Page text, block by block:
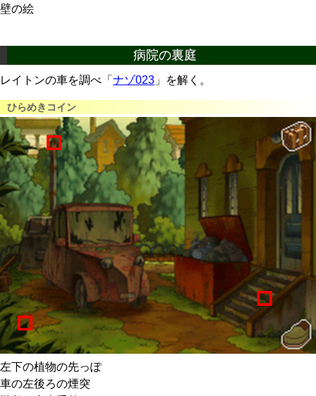
壁の絵
病院の裏庭
レイトンの車を調べ「 ナゾ023 」を解く。
ひらめきコイン
左下の植物の先っぽ
車の左後ろの煙突